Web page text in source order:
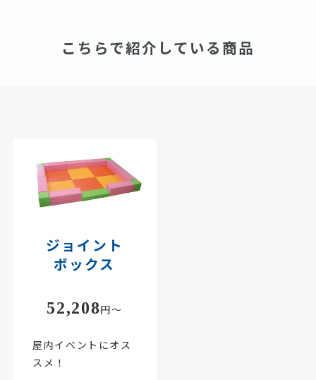
こちらで紹介している商品
ジョイント
ボックス
52,208円～
屋内イベントにオス
スメ！